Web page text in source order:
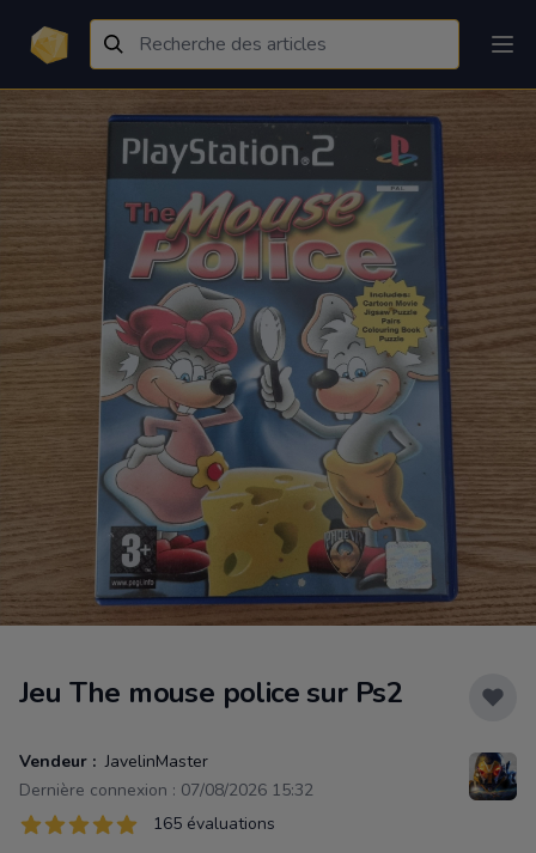
Jeu The mouse police sur Ps2
Vendeur : JavelinMaster
Dernière connexion : 07/08/2026 15:32
Évaluations
165 sur 5 étoiles165 évaluations